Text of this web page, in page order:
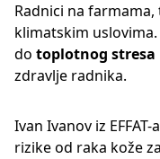
Radnici na
klimatskim
do toplotnog stresa
zdravlje radnika.
Ivan Ivanov iz EFFAT-
rizike od raka kože